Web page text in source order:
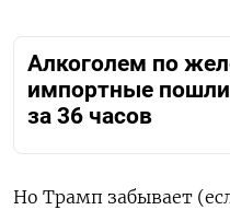
Алкоголем по
импортные
за 36 часов
Но Трамп забывает